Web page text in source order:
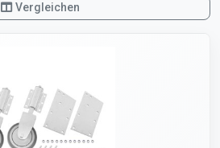
Vergleichen